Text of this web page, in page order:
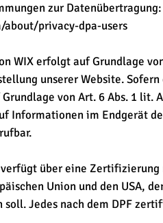
zur Datenübertragung:
privacy-dpa-users
WIX erfolgt auf Grundlage
unserer Website.
von Art. 6 Abs. 1 lit.
Informationen im Endgerät
über eine Zertifizierung
Union und den USA,
soll. Jedes nach dem DPF